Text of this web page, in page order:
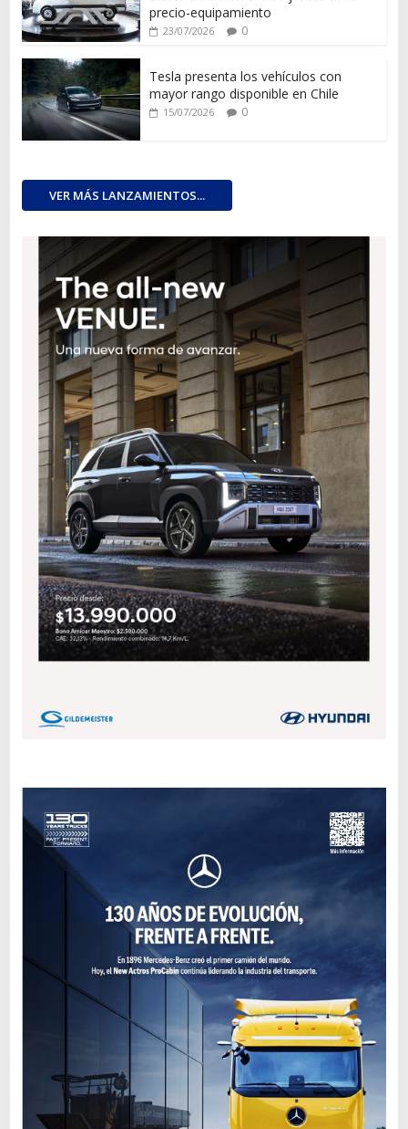
precio-equipamiento
23/07/2026 0
Tesla presenta los vehículos con
mayor rango disponible en Chile
15/07/2026 0
VER MÁS LANZAMIENTOS...